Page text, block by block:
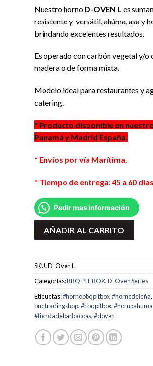
Nuestro horno D-OVEN L es
resistente y versátil, ahúma, asa y
brindando excelentes resultados.
Es operado con carbón vegetal y/o
madera o de forma mixta.
Modelo ideal para restaurantes y
catering.
* Producto disponible en
Panamá y Madrid España.
* Envíos por vía Marítima.
* Tiempo de entrega: 45 a 60 días.
Pedir mas información
AÑADIR AL CARRITO
SKU:D-Oven L
Categorías:BBQ PIT BOX,D-Oven Series
Etiquetas:#hornobbqpitbox,#hornodeleña,
budtradingshop,#bbqpitbox,
#tiendadebarbacoas,#doven